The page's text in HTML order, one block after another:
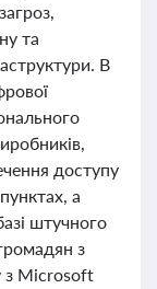
та
В
доступу
а
штучного
з
з Microsoft